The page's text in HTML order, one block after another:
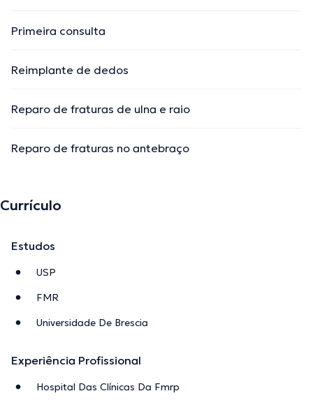
Primeira consulta
Reimplante de dedos
Reparo de fraturas de ulna e raio
Reparo de fraturas no antebraço
Currículo
Estudos
USP
FMR
Universidade De Brescia
Experiência Profissional
Hospital Das Clínicas Da Fmrp